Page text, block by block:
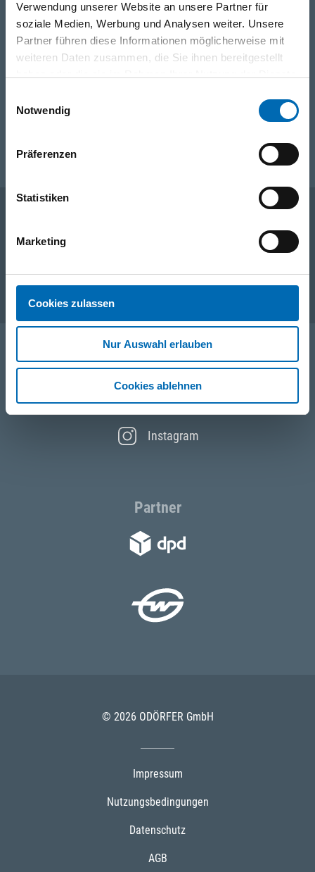
Verwendung unserer Website an unsere Partner für
soziale Medien, Werbung und Analysen weiter. Unsere
Partner führen diese Informationen möglicherweise mit
weiteren Daten zusammen, die Sie ihnen bereitgestellt
Notwendig
Präferenzen
Statistiken
Marketing
Cookies zulassen
Nur Auswahl erlauben
Cookies ablehnen
0316/2771-0 (Mo - Do: 07:30 - 17:00 Uhr Fr: 07:30 - 13:00 Uhr)
WhatsApp
Service
Folgen Sie uns
Facebook
Instagram
Partner
© 2026 ODÖRFER GmbH
Impressum
Nutzungsbedingungen
Datenschutz
AGB